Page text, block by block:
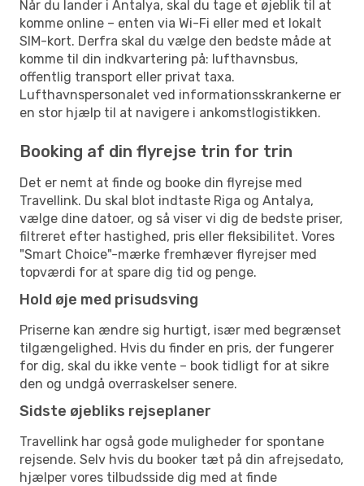
Når du lander i Antalya, skal du tage et øjeblik til at
komme online – enten via Wi-Fi eller med et lokalt
SIM-kort. Derfra skal du vælge den bedste måde at
komme til din indkvartering på: lufthavnsbus,
offentlig transport eller privat taxa.
Lufthavnspersonalet ved informationsskrankerne er
en stor hjælp til at navigere i ankomstlogistikken.
Booking af din flyrejse trin for trin
Det er nemt at finde og booke din flyrejse med
Travellink. Du skal blot indtaste Riga og Antalya,
vælge dine datoer, og så viser vi dig de bedste priser,
filtreret efter hastighed, pris eller fleksibilitet. Vores
"Smart Choice"-mærke fremhæver flyrejser med
topværdi for at spare dig tid og penge.
Hold øje med prisudsving
Priserne kan ændre sig hurtigt, især med begrænset
tilgængelighed. Hvis du finder en pris, der fungerer
for dig, skal du ikke vente – book tidligt for at sikre
den og undgå overraskelser senere.
Sidste øjebliks rejseplaner
Travellink har også gode muligheder for spontane
rejsende. Selv hvis du booker tæt på din afrejsedato,
hjælper vores tilbudsside dig med at finde